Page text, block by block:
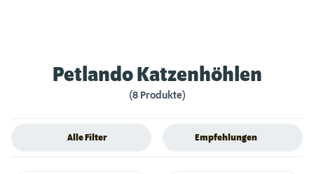
Petlando Katzenhöhlen
(8 Produkte)
Alle Filter Empfehlungen